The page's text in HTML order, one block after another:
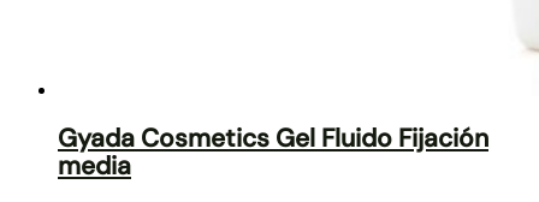
Gyada Cosmetics Gel Fluido Fijación
media